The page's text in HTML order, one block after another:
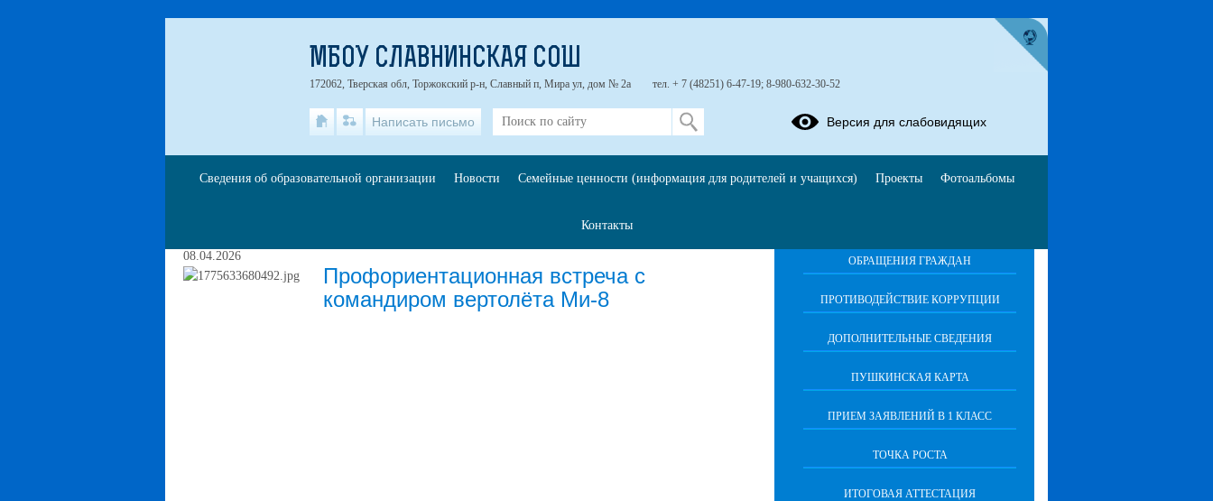
08.04.2026
Профориентационная встреча с
командиром вертолёта Ми-8
ОБРАЩЕНИЯ ГРАЖДАН
ПРОТИВОДЕЙСТВИЕ КОРРУПЦИИ
ДОПОЛНИТЕЛЬНЫЕ СВЕДЕНИЯ
ПУШКИНСКАЯ КАРТА
ПРИЕМ ЗАЯВЛЕНИЙ В 1 КЛАСС
ТОЧКА РОСТА
ИТОГОВАЯ АТТЕСТАЦИЯ
МБОУ СЛАВНИНСКАЯ СОШ
172062, Тверская обл, Торжокский р-н, Славный п, Мира ул, дом № 2а тел. + 7 (48251) 6-47-19; 8-980-632-30-52
Написать письмо Версия для слабовидящих
Сведения об образовательной организации Новости Семейные ценности (информация для родителей и учащихся) Проекты Фотоальбомы
Контакты